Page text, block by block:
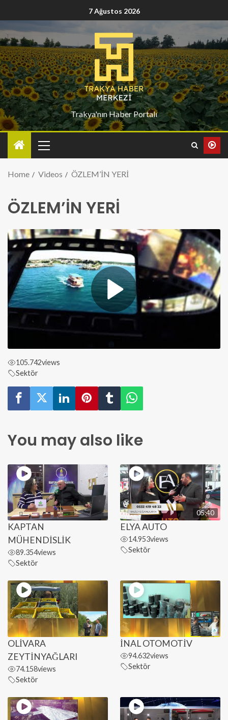
7 Ağustos 2026
Trakya'nın Haber Portalı
Home Videos ÖZLEM’İN YERİ
ÖZLEM’İN YERİ
105.742views
Sektör
You may also like
KAPTAN
MÜHENDİSLİK
89.354views
Sektör
05:40
ELYA AUTO
14.953views
Sektör
OLİVARA
ZEYTİNYAĞLARI
74.158views
Sektör
İNAL OTOMOTİV
94.632views
Sektör